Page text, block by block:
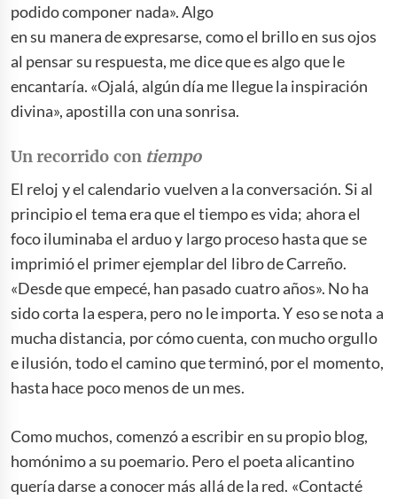
podido componer nada». Algo
en su manera de expresarse, como el brillo en sus ojos
al pensar su respuesta, me dice que es algo que le
encantaría. «Ojalá, algún día me llegue la inspiración
divina», apostilla con una sonrisa.
Un recorrido con tiempo
El reloj y el calendario vuelven a la conversación. Si al
principio el tema era que el tiempo es vida; ahora el
foco iluminaba el arduo y largo proceso hasta que se
imprimió el primer ejemplar del libro de Carreño.
«Desde que empecé, han pasado cuatro años». No ha
sido corta la espera, pero no le importa. Y eso se nota a
mucha distancia, por cómo cuenta, con mucho orgullo
e ilusión, todo el camino que terminó, por el momento,
hasta hace poco menos de un mes.
Como muchos, comenzó a escribir en su propio blog,
homónimo a su poemario. Pero el poeta alicantino
quería darse a conocer más allá de la red. «Contacté